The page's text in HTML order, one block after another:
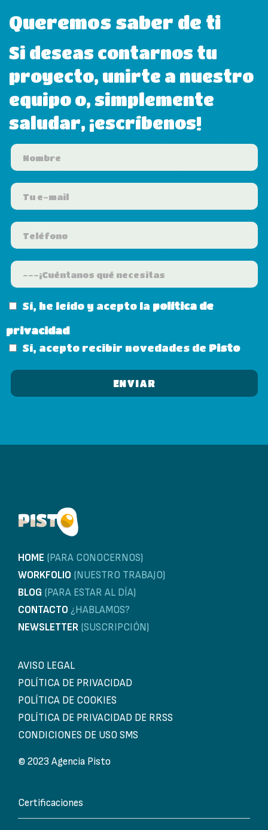
Queremos saber de ti
Si deseas contarnos tu
proyecto, unirte a nuestro
equipo o, simplemente
saludar, ¡escríbenos!
Sí, he leído y acepto la política de
privacidad
Sí, acepto recibir novedades de Pisto
HOME (PARA CONOCERNOS)
WORKFOLIO (NUESTRO TRABAJO)
BLOG (PARA ESTAR AL DÍA)
CONTACTO ¿HABLAMOS?
NEWSLETTER (SUSCRIPCIÓN)
AVISO LEGAL
POLÍTICA DE PRIVACIDAD
POLÍTICA DE COOKIES
POLÍTICA DE PRIVACIDAD DE RRSS
CONDICIONES DE USO SMS
© 2023 Agencia Pisto
Certificaciones